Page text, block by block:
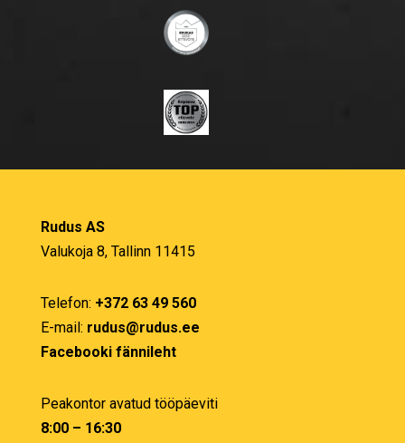
Rudus AS
Valukoja 8, Tallinn 11415
Telefon: +372 63 49 560
E-mail: rudus@rudus.ee
Facebooki fännileht
Peakontor avatud tööpäeviti
8:00 – 16:30